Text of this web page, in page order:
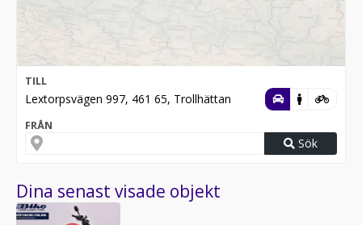
TILL
Lextorpsvägen 997, 461 65, Trollhättan
FRÅN
Sök
Dina senast visade objekt